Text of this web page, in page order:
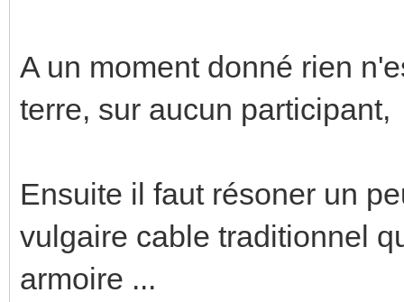
A un moment donné rien
terre, sur aucun participant,
Ensuite il faut résoner un
vulgaire cable traditionnel
armoire ...